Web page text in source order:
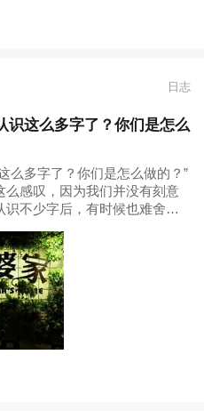
日志
识这么多字了？你们是怎么
么多字了？你们是怎么做的？”
感叹，因为我们并没有刻意
不少字后，有时候也难舍想
说《四五快读》《学前快读